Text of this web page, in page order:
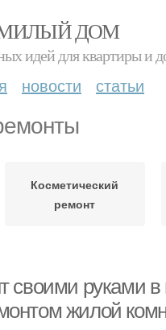
ДОМ
идей для квартиры и
новости статьи
Косметический
ремонт
своими руками
жилой